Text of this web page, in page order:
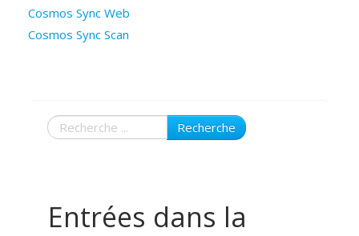
Connexion
Cosmos Sync Web
Cosmos Sync Scan
Recherche
Entrées dans la